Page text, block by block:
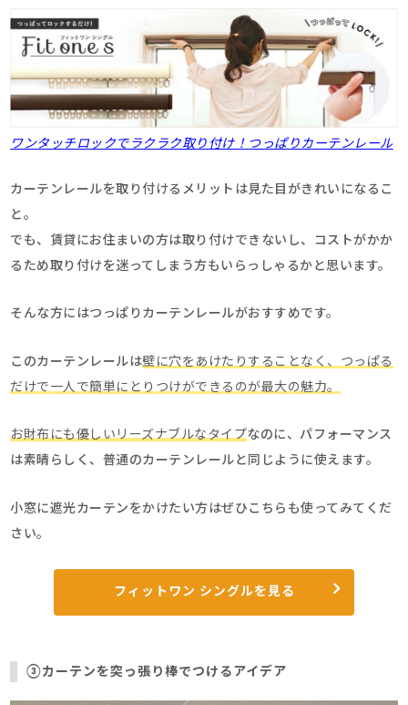
ワンタッチロックでラクラク取り付け！つっぱりカーテンレール
カーテンレールを取り付けるメリットは見た目がきれいになるこ
と。
でも、賃貸にお住まいの方は取り付けできないし、コストがかか
るため取り付けを迷ってしまう方もいらっしゃるかと思います。
そんな方にはつっぱりカーテンレールがおすすめです。
このカーテンレールは壁に穴をあけたりすることなく、つっぱる
だけで一人で簡単にとりつけができるのが最大の魅力。
お財布にも優しいリーズナブルなタイプなのに、パフォーマンス
は素晴らしく、普通のカーテンレールと同じように使えます。
小窓に遮光カーテンをかけたい方はぜひこちらも使ってみてくだ
さい。
フィットワン シングルを見る
③カーテンを突っ張り棒でつけるアイデア